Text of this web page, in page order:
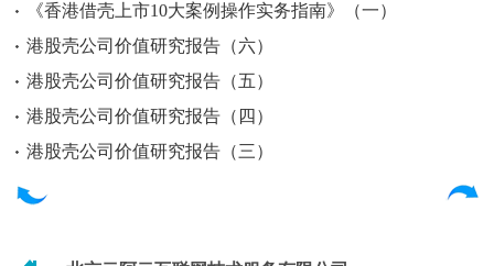
《香港借壳上市10大案例操作实务指南》（一）
港股壳公司价值研究报告（六）
港股壳公司价值研究报告（五）
港股壳公司价值研究报告（四）
港股壳公司价值研究报告（三）